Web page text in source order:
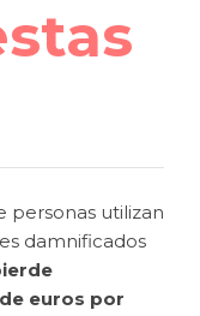
personas utilizan
damnificados
euros por